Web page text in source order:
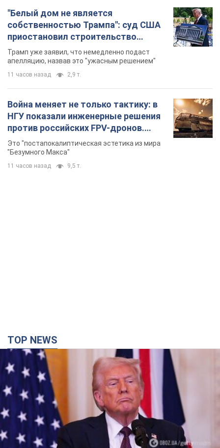
"Белый дом не является
собственностью Трампа": суд США
приостановил строительство
бального зала стоимостью 400 млн
долларов
Трамп уже заявил, что немедленно подаст
апелляцию, назвав это "ужасным решением"
11 часов назад 2,9 т.
Война меняет не только тактику: в
НГУ показали инженерные решения
против российских FPV-дронов.
Фото
Это "постапокалиптическая эстетика из мира
"Безумного Макса"
11 часов назад 9,5 т.
TOP NEWS